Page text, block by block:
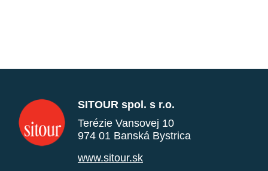
SITOUR spol. s r.o.
Terézie Vansovej 10
974 01 Banská Bystrica
www.sitour.sk